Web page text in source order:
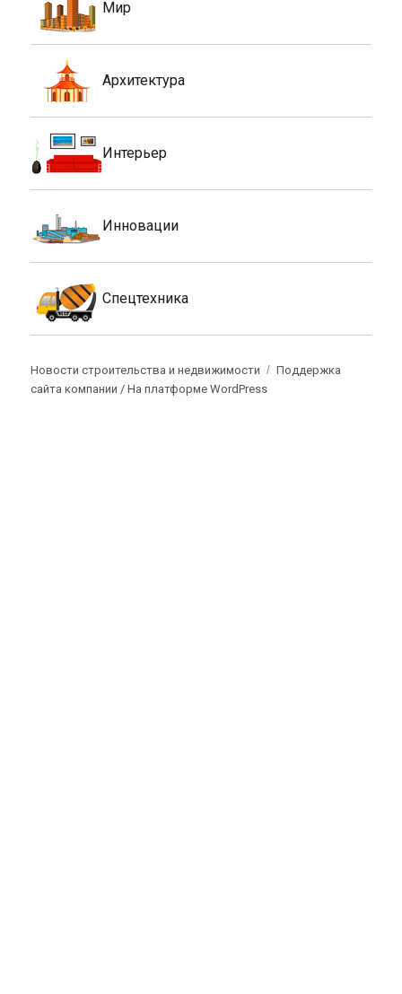
Мир
Архитектура
Интерьер
Инновации
Спецтехника
Новости строительства и недвижимости
Поддержка
сайта компании /На платформе WordPress